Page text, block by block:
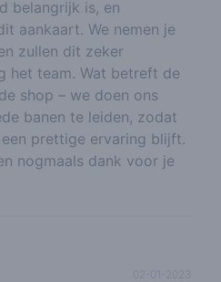
belangrijk is, en
aankaart. We nemen je
zullen dit zeker
het team. Wat betreft de
shop – we doen ons
banen te leiden, zodat
prettige ervaring blijft.
nogmaals dank voor je
02-01-2023